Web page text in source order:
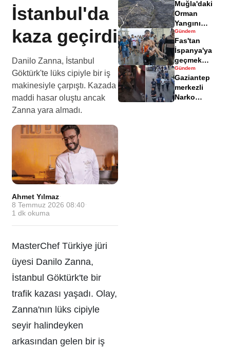
İstanbul'da
kaza geçirdi
Danilo Zanna, İstanbul
Göktürk'te lüks cipiyle bir iş
makinesiyle çarpıştı. Kazada
maddi hasar oluştu ancak
Zanna yara almadı.
Ahmet Yılmaz·
8 Temmuz 2026 08:40 ·
1 dk okuma
MasterChef Türkiye jüri
üyesi Danilo Zanna,
İstanbul Göktürk'te bir
trafik kazası yaşadı. Olay,
Zanna'nın lüks cipiyle
seyir halindeyken
arkasından gelen bir iş
yaralandı
Muğla'daki
Orman
Yangını
Sonrası
Zarar Gören
Alanlar
Havadisinde
Gündem
Fas'tan
İspanya'ya
geçmek
isteyen
göçmenler
geri döndü
Gündem
Gaziantep
merkezli
Narko